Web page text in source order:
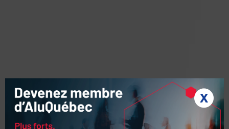
X